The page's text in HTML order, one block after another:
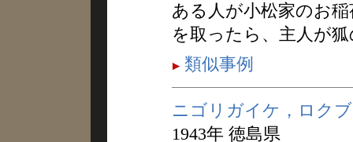
ある人が小松家のお
を取ったら、主人が
類似事例
ニゴリガイケ，ロクブ
1943年 徳島県